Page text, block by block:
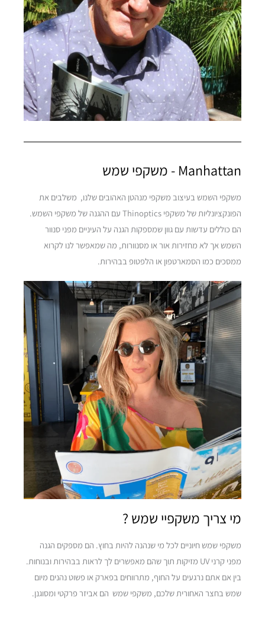
Manhattan - משקפי שמש
משקפי השמש בעיצוב משקפי מנהטן האהובים שלנו, משלבים את
הפונקציונליות של משקפי Thinoptics עם ההגנה של משקפי השמש.
הם כוללים עדשות עם גוון שמספקות הגנה על העיניים מפני סנוור
השמש אך לא מחזירות אור או מסנוורות, מה שמאפשר לנו לקרוא
ממסכים כמו הסמארטפון או הלפטופ בבהירות.
מי צריך משקפיי שמש ?
משקפי שמש חיוניים לכל מי שנהנה להיות בחוץ. הם מספקים הגנה
מפני קרני UV מזיקות תוך שהם מאפשרים לך לראות בבהירות ובנוחות.
בין אם אתם נרגעים על החוף, מתרווחים בפארק או פשוט נהנים מיום
שמש בחצר האחורית שלכם, משקפי שמש הם אביזר פרקטי ומסוגנן.